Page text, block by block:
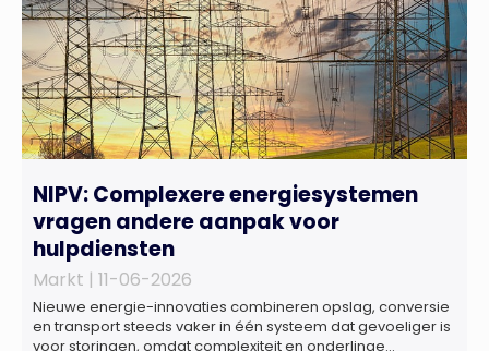
NIPV: Complexere energiesystemen
vragen andere aanpak voor
hulpdiensten
Markt | 11-06-2026
Nieuwe energie-innovaties combineren opslag, conversie
en transport steeds vaker in één systeem dat gevoeliger is
voor storingen, omdat complexiteit en onderlinge